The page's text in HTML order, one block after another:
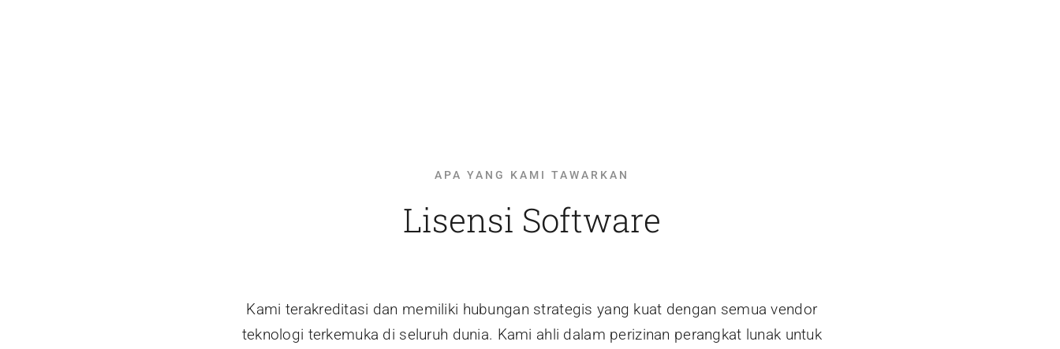
APA YANG KAMI TAWARKAN
Lisensi Software
Kami terakreditasi dan memiliki hubungan strategis yang kuat dengan semua vendor
teknologi terkemuka di seluruh dunia. Kami ahli dalam perizinan perangkat lunak untuk